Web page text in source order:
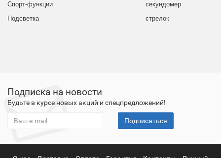
Спорт-функции
секундомер
Подсветка
стрелок
Подписка на новости
Будьте в курсе новых акций и спецпредложений!
Подписаться